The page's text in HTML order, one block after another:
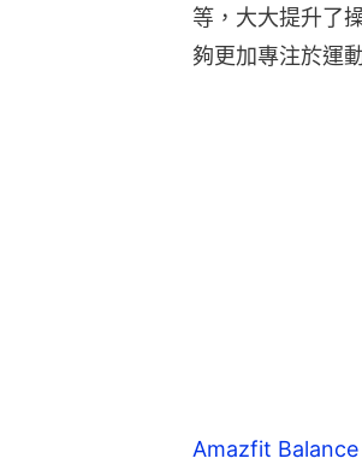
等，大大提升了
夠更加專注於運
Amazfit Balance